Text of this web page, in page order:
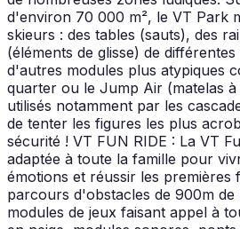
d'environ 70 000 m², le VT Park
skieurs : des tables (sauts), des
(éléments de glisse) de
d'autres modules plus atypiques
quarter ou le Jump Air (matelas
utilisés notamment par les
de tenter les figures les plus
sécurité ! VT FUN RIDE : La VT
adaptée à toute la famille pour
émotions et réussir les premières
parcours d'obstacles de 900m de
modules de jeux faisant appel à